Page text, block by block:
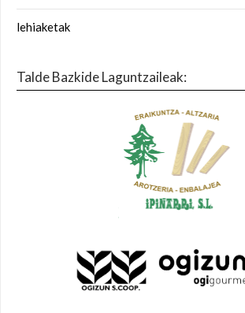
lehiaketak
Talde Bazkide Laguntzaileak: